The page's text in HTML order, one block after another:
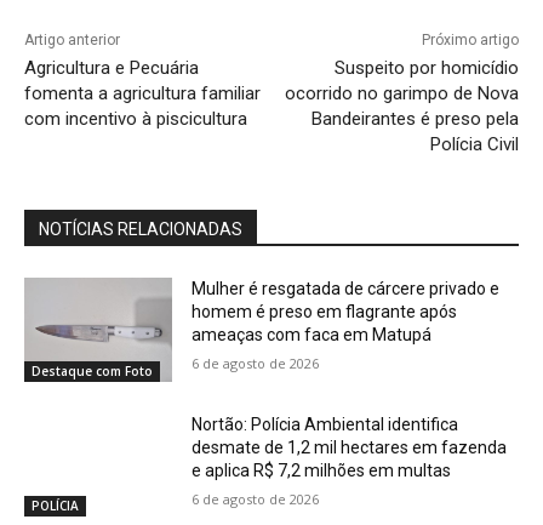
Artigo anterior
Agricultura e Pecuária
fomenta a agricultura familiar
com incentivo à piscicultura
Próximo artigo
Suspeito por homicídio
ocorrido no garimpo de Nova
Bandeirantes é preso pela
Polícia Civil
NOTÍCIAS RELACIONADAS
Destaque com Foto
Mulher é resgatada de cárcere privado e
homem é preso em flagrante após
ameaças com faca em Matupá
6 de agosto de 2026
POLÍCIA
Nortão: Polícia Ambiental identifica
desmate de 1,2 mil hectares em fazenda
e aplica R$ 7,2 milhões em multas
6 de agosto de 2026